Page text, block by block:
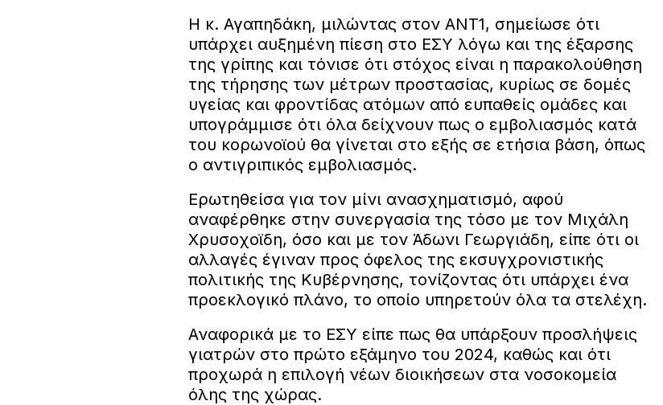
Η κ. Αγαπηδάκη, μιλώντας στον ΑΝΤ1, σημείωσε ότι
υπάρχει αυξημένη πίεση στο ΕΣΥ λόγω και της έξαρσης
της γρίπης και τόνισε ότι στόχος είναι η παρακολούθηση
της τήρησης των μέτρων προστασίας, κυρίως σε δομές
υγείας και φροντίδας ατόμων από ευπαθείς ομάδες και
υπογράμμισε ότι όλα δείχνουν πως ο εμβολιασμός κατά
του κορωνοϊού θα γίνεται στο εξής σε ετήσια βάση, όπως
ο αντιγριπικός εμβολιασμός.
Ερωτηθείσα για τον μίνι ανασχηματισμό, αφού
αναφέρθηκε στην συνεργασία της τόσο με τον Μιχάλη
Χρυσοχοϊδη, όσο και με τον Άδωνι Γεωργιάδη, είπε ότι οι
αλλαγές έγιναν προς όφελος της εκσυγχρονιστικής
πολιτικής της Κυβέρνησης, τονίζοντας ότι υπάρχει ένα
προεκλογικό πλάνο, το οποίο υπηρετούν όλα τα στελέχη.
Αναφορικά με το ΕΣΥ είπε πως θα υπάρξουν προσλήψεις
γιατρών στο πρώτο εξάμηνο του 2024, καθώς και ότι
προχωρά η επιλογή νέων διοικήσεων στα νοσοκομεία
όλης της χώρας.